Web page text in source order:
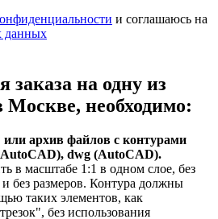
и соглашаюсь на
данных
на одну из
Москве, необходимо:
архив файлов с контурами
dwg (AutoCAD).
в масштабе 1:1 в одном слое, без
без размеров. Контура должны
таких элементов, как
без использования